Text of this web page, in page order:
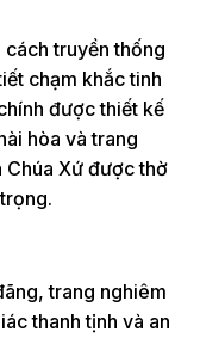
truyền thống
chạm khắc tinh
được thiết kế
hòa và trang
Chúa Xứ được thờ
trang nghiêm
thanh tịnh và an